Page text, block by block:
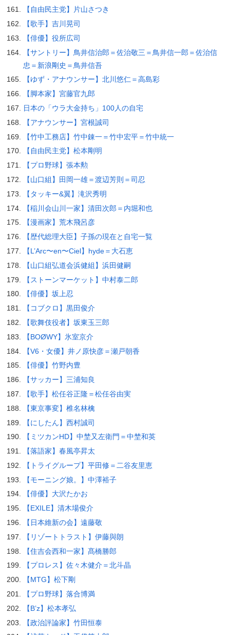
【自由民主党】片山さつき
【歌手】吉川晃司
【俳優】役所広司
【サントリー】鳥井信治郎＝佐治敬三＝鳥井信一郎＝佐治信
忠＝新浪剛史＝鳥井信吾
【ゆず・アナウンサー】北川悠仁＝高島彩
【脚本家】宮藤官九郎
日本の「ウラ大金持ち」100人の自宅
【アナウンサー】宮根誠司
【竹中工務店】竹中錬一＝竹中宏平＝竹中統一
【自由民主党】松本剛明
【プロ野球】張本勲
【山口組】田岡一雄＝渡辺芳則＝司忍
【タッキー&翼】滝沢秀明
【稲川会山川一家】清田次郎＝内堀和也
【漫画家】荒木飛呂彦
【歴代総理大臣】子孫の現在と自宅一覧
【L’Arc〜en〜Ciel】hyde＝大石恵
【山口組弘道会浜健組】浜田健嗣
【ストーンマーケット】中村泰二郎
【俳優】坂上忍
【コブクロ】黒田俊介
【歌舞伎役者】坂東玉三郎
【BOØWY】氷室京介
【V6・女優】井ノ原快彦＝瀬戸朝香
【俳優】竹野内豊
【サッカー】三浦知良
【歌手】松任谷正隆＝松任谷由実
【東京事変】椎名林檎
【にしたん】西村誠司
【ミツカンHD】中埜又左衛門＝中埜和英
【落語家】春風亭昇太
【トライグループ】平田修＝二谷友里恵
【モーニング娘。】中澤裕子
【俳優】大沢たかお
【EXILE】清木場俊介
【日本維新の会】遠藤敬
【リゾートトラスト】伊藤與朗
【住吉会西和一家】髙橋勝郎
【プロレス】佐々木健介＝北斗晶
【MTG】松下剛
【プロ野球】落合博満
【B’z】松本孝弘
【政治評論家】竹田恒泰